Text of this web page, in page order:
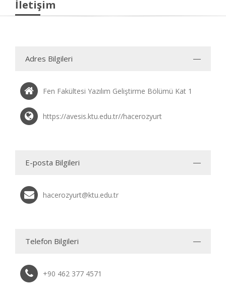
İletişim
Adres Bilgileri
Fen Fakültesi Yazılım Geliştirme Bölümü Kat 1
https://avesis.ktu.edu.tr//hacerozyurt
E-posta Bilgileri
hacerozyurt@ktu.edu.tr
Telefon Bilgileri
+90 462 377 4571